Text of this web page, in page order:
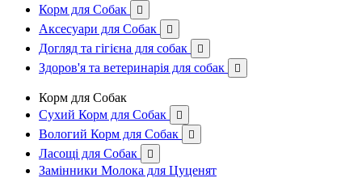
Корм для Собак

Аксесуари для Собак 
Догляд та гігієна для собак 
Здоров'я та ветеринарія для собак 
Корм для Собак
Сухий Корм для Собак

Вологий Корм для Собак 
Ласощі для Собак 
Замінники Молока для Цуценят